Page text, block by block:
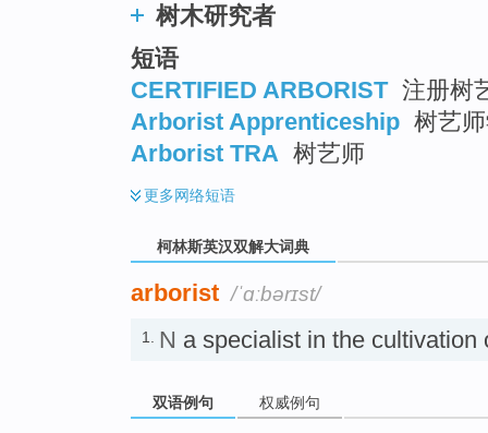
树木研究者
短语
CERTIFIED ARBORIST 注册树
Arborist Apprenticeship 树艺
Arborist TRA 树艺师
更多网络短语
柯林斯英汉双解大词典
arborist /ˈɑːbərɪst/
1. N a specialist in the cultivation
双语例句 权威例句